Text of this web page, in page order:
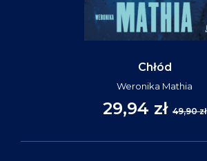
Chłód
Weronika Mathia
29,94 zł 49,90 zł